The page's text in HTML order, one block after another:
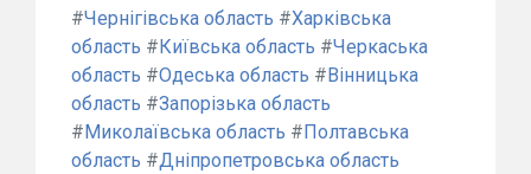
#Чернігівська область #Харківська
область # Київська область #Черкаська
область #Одеська область # Вінницька
область #Запорізька область
# Миколаївська область # Полтавська
область #Дніпропетровська область